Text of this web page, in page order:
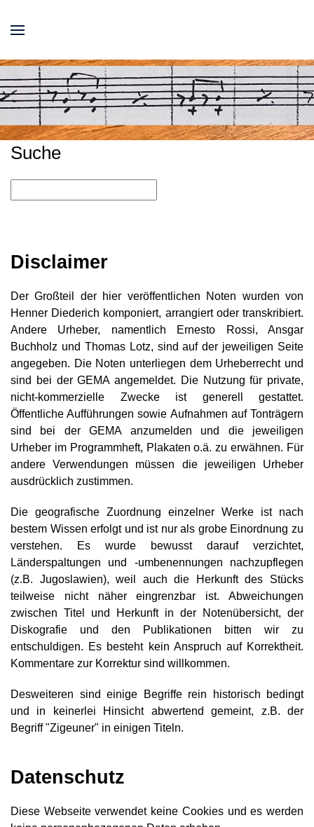
Suche
Disclaimer
Der Großteil der hier veröffentlichen Noten wurden von
Henner Diederich komponiert, arrangiert oder transkribiert.
Andere Urheber, namentlich Ernesto Rossi, Ansgar
Buchholz und Thomas Lotz, sind auf der jeweiligen Seite
angegeben. Die Noten unterliegen dem Urheberrecht und
sind bei der GEMA angemeldet. Die Nutzung für private,
nicht-kommerzielle Zwecke ist generell gestattet.
Öffentliche Aufführungen sowie Aufnahmen auf Tonträgern
sind bei der GEMA anzumelden und die jeweiligen
Urheber im Programmheft, Plakaten o.ä. zu erwähnen. Für
andere Verwendungen müssen die jeweiligen Urheber
ausdrücklich zustimmen.
Die geografische Zuordnung einzelner Werke ist nach
bestem Wissen erfolgt und ist nur als grobe Einordnung zu
verstehen. Es wurde bewusst darauf verzichtet,
Länderspaltungen und -umbenennungen nachzupflegen
(z.B. Jugoslawien), weil auch die Herkunft des Stücks
teilweise nicht näher eingrenzbar ist. Abweichungen
zwischen Titel und Herkunft in der Notenübersicht, der
Diskografie und den Publikationen bitten wir zu
entschuldigen. Es besteht kein Anspruch auf Korrektheit.
Kommentare zur Korrektur sind willkommen.
Desweiteren sind einige Begriffe rein historisch bedingt
und in keinerlei Hinsicht abwertend gemeint, z.B. der
Begriff "Zigeuner" in einigen Titeln.
Datenschutz
Diese Webseite verwendet keine Cookies und es werden